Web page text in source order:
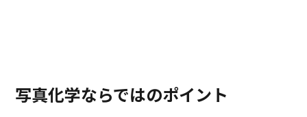
写真化学ならではのポイント